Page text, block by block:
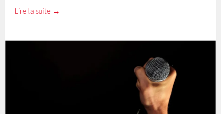
Lire la suite →